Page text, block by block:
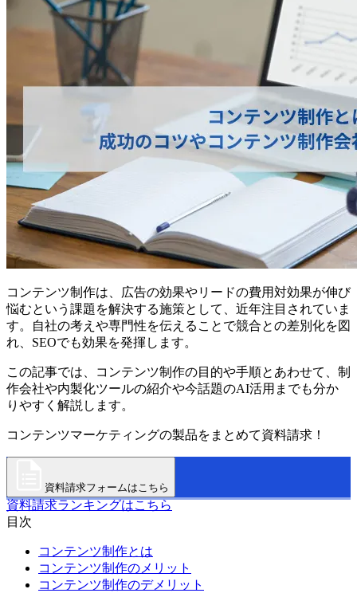
コンテンツ制作は、広告の効果やリードの費用対効果が伸び
悩むという課題を解決する施策として、近年注目されていま
す。自社の考えや専門性を伝えることで競合との差別化を図
れ、SEOでも効果を発揮します。
この記事では、コンテンツ制作の目的や手順とあわせて、制
作会社や内製化ツールの紹介や今話題のAI活用までも分か
りやすく解説します。
コンテンツマーケティングの製品をまとめて資料請求！
資料請求フォームはこちら
資料請求ランキングはこちら
目次
コンテンツ制作とは
コンテンツ制作のメリット
コンテンツ制作のデメリット